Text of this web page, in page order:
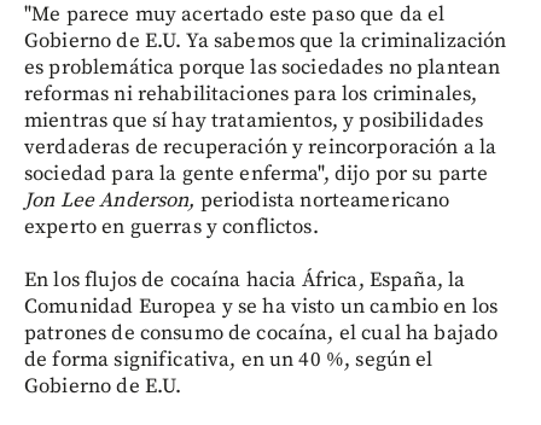
"Me parece muy acertado este paso que da el
Gobierno de E.U. Ya sabemos que la criminalización
es problemática porque las sociedades no plantean
reformas ni rehabilitaciones para los criminales,
mientras que sí hay tratamientos, y posibilidades
verdaderas de recuperación y reincorporación a la
sociedad para la gente enferma", dijo por su parte
Jon Lee Anderson, periodista norteamericano
experto en guerras y conflictos.
En los flujos de cocaína hacia África, España, la
Comunidad Europea y se ha visto un cambio en los
patrones de consumo de cocaína, el cual ha bajado
de forma significativa, en un 40 %, según el
Gobierno de E.U.